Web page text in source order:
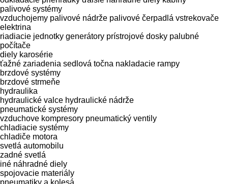
palivové systémy
vzduchojemy palivové nádrže palivové čerpadlá vstrekovače
elektrina
riadiacie jednotky generátory prístrojové dosky palubné
počítače
diely karosérie
ťažné zariadenia sedlová točna nakladacie rampy
brzdové systémy
brzdové strmeňe
hydraulika
hydraulické valce hydraulické nádrže
pneumatické systémy
vzduchove kompresory pneumatický ventily
chladiacie systémy
chladiče motora
svetlá automobilu
zadné svetlá
iné náhradné diely
spojovacie materiály
pneumatiky a kolesá